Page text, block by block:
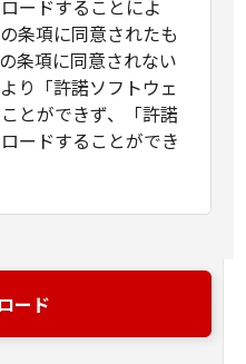
ードすることによ
条項に同意されたも
条項に同意されない
り「許諾ソフトウェ
とができず、「許諾
ードすることができ
ソフトウェア」を、
ブレット端末を含
ストールし、かかる
ード